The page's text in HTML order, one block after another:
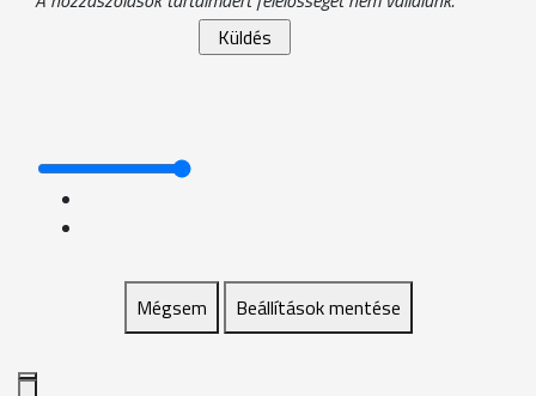
Mégsem Beállítások mentése